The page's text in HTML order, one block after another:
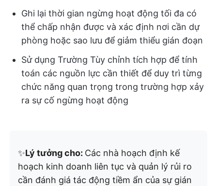
Ghi lại thời gian ngừng hoạt động tối đa có
thể chấp nhận được và xác định nơi cần dự
phòng hoặc sao lưu để giảm thiểu gián đoạn
Sử dụng Trường Tùy chỉnh tích hợp để tính
toán các nguồn lực cần thiết để duy trì từng
chức năng quan trọng trong trường hợp xảy
ra sự cố ngừng hoạt động
✨Lý tưởng cho: Các nhà hoạch định kế
hoạch kinh doanh liên tục và quản lý rủi ro
cần đánh giá tác động tiềm ẩn của sự gián